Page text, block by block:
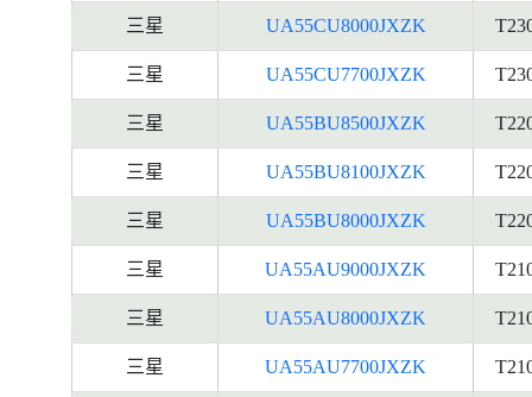
三星 UA55CU8000JXZK
三星 UA55CU7700JXZK
三星 UA55BU8500JXZK
三星 UA55BU8100JXZK
三星 UA55BU8000JXZK
三星 UA55AU9000JXZK
三星 UA55AU8000JXZK
三星 UA55AU7700JXZK